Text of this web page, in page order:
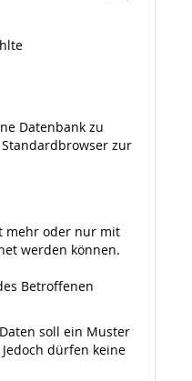
Datenbank zu
zur
mehr oder nur mit
werden können.
Betroffenen
soll ein Muster
dürfen keine